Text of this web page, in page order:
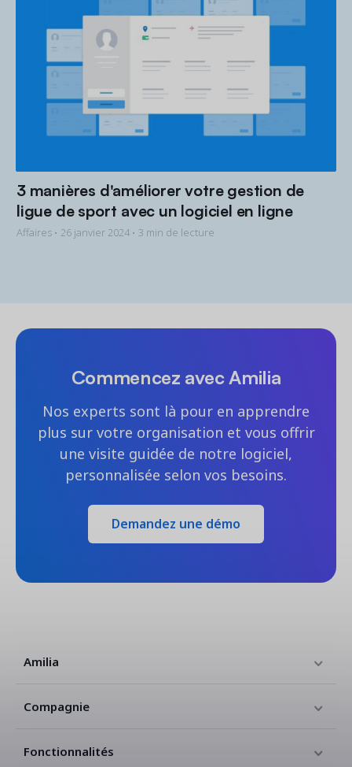
3 manières d'améliorer votre gestion de
ligue de sport avec un logiciel en ligne
Affaires • 26 janvier 2024 • 3 min de lecture
Commencez avec Amilia
Nos experts sont là pour en apprendre
plus sur votre organisation et vous offrir
une visite guidée de notre logiciel,
personnalisée selon vos besoins.
Demandez une démo
Amilia
Compagnie
Fonctionnalités